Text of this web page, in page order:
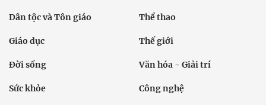
Dân tộc và Tôn giáo Thể thao
Giáo dục Thế giới
Đời sống Văn hóa - Giải trí
Sức khỏe Công nghệ